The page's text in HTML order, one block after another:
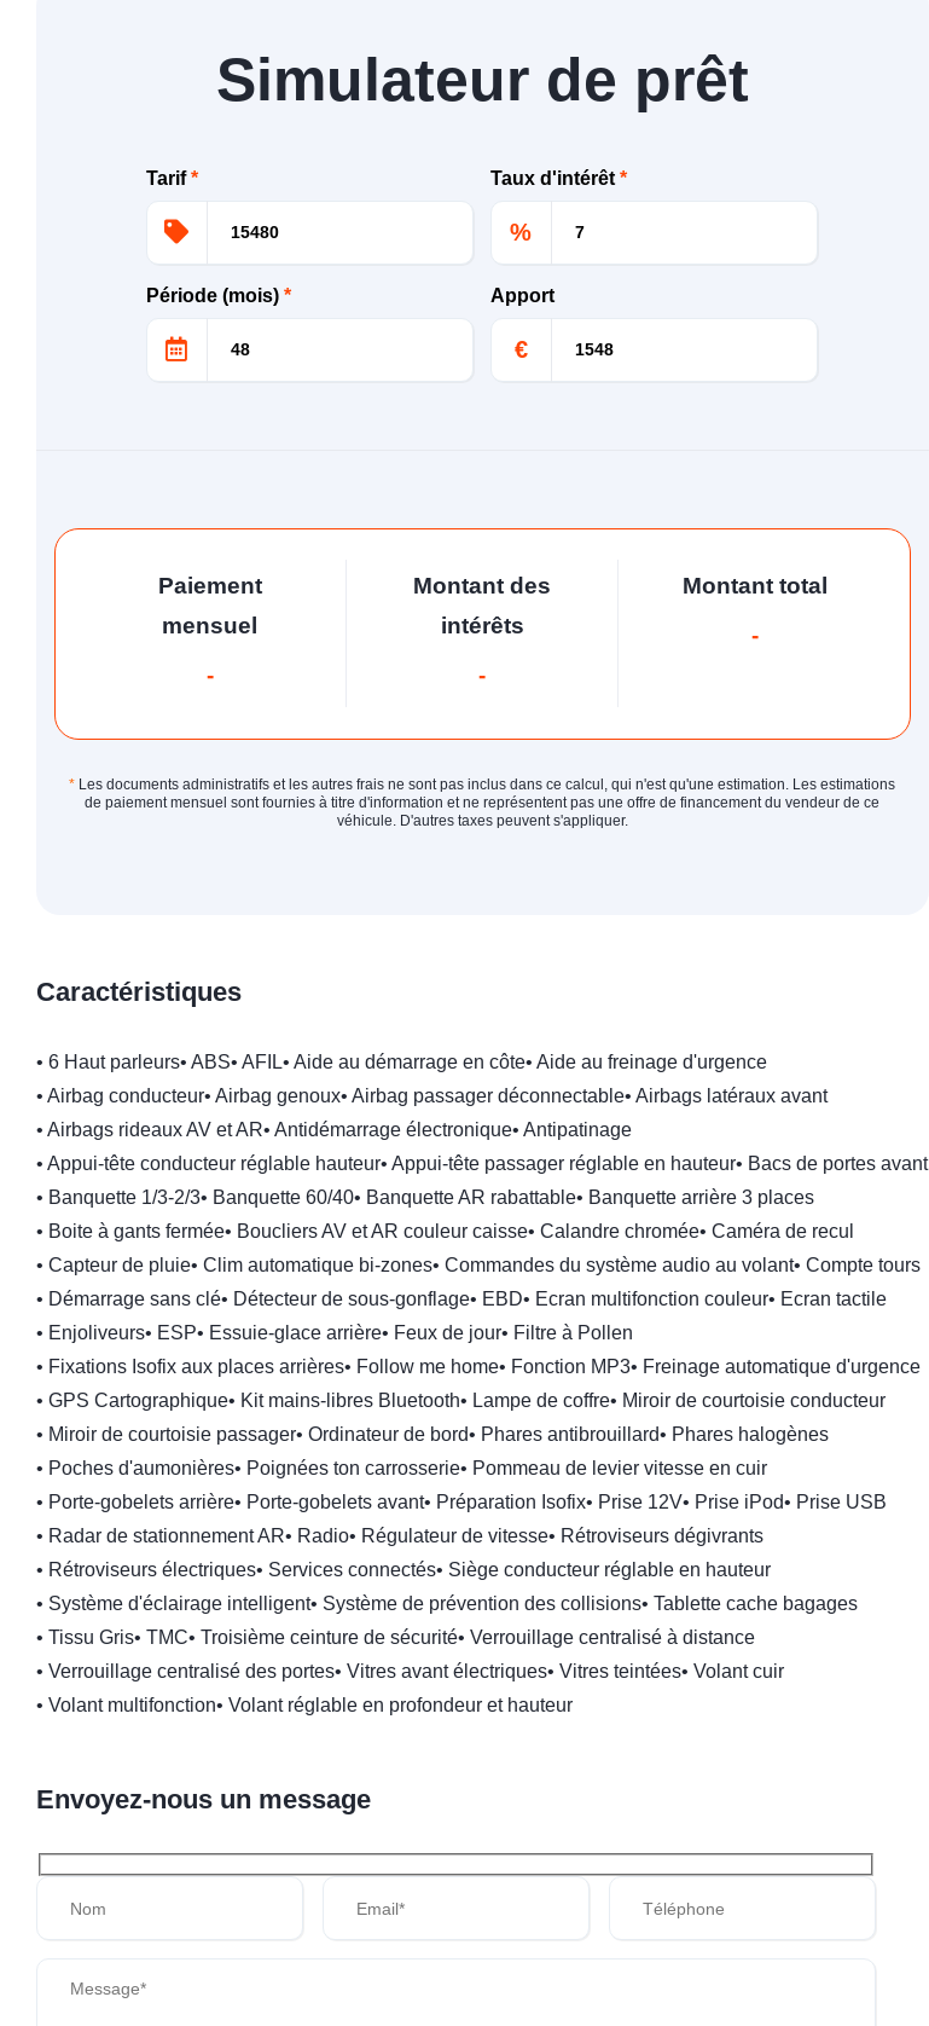
Simulateur de prêt
Tarif* Taux d'intérêt*
%
Période (mois)* Apport
€
Paiement
mensuel
-
Montant des
intérêts
-
Montant total
-
* Les documents administratifs et les autres frais ne sont pas inclus dans ce calcul, qui n'est qu'une estimation. Les estimations
de paiement mensuel sont fournies à titre d'information et ne représentent pas une offre de financement du vendeur de ce
véhicule. D'autres taxes peuvent s'appliquer.
Caractéristiques
• 6 Haut parleurs• ABS• AFIL• Aide au démarrage en côte• Aide au freinage d'urgence
• Airbag conducteur• Airbag genoux• Airbag passager déconnectable• Airbags latéraux avant
• Airbags rideaux AV et AR• Antidémarrage électronique• Antipatinage
• Appui-tête conducteur réglable hauteur• Appui-tête passager réglable en hauteur• Bacs de portes avant
• Banquette 1/3-2/3• Banquette 60/40• Banquette AR rabattable• Banquette arrière 3 places
• Boite à gants fermée• Boucliers AV et AR couleur caisse• Calandre chromée• Caméra de recul
• Capteur de pluie• Clim automatique bi-zones• Commandes du système audio au volant• Compte tours
• Démarrage sans clé• Détecteur de sous-gonflage• EBD• Ecran multifonction couleur• Ecran tactile
• Enjoliveurs• ESP• Essuie-glace arrière• Feux de jour• Filtre à Pollen
• Fixations Isofix aux places arrières• Follow me home• Fonction MP3• Freinage automatique d'urgence
• GPS Cartographique• Kit mains-libres Bluetooth• Lampe de coffre• Miroir de courtoisie conducteur
• Miroir de courtoisie passager• Ordinateur de bord• Phares antibrouillard• Phares halogènes
• Poches d'aumonières• Poignées ton carrosserie• Pommeau de levier vitesse en cuir
• Porte-gobelets arrière• Porte-gobelets avant• Préparation Isofix• Prise 12V• Prise iPod• Prise USB
• Radar de stationnement AR• Radio• Régulateur de vitesse• Rétroviseurs dégivrants
• Rétroviseurs électriques• Services connectés• Siège conducteur réglable en hauteur
• Système d'éclairage intelligent• Système de prévention des collisions• Tablette cache bagages
• Tissu Gris• TMC• Troisième ceinture de sécurité• Verrouillage centralisé à distance
• Verrouillage centralisé des portes• Vitres avant électriques• Vitres teintées• Volant cuir
• Volant multifonction• Volant réglable en profondeur et hauteur
Envoyez-nous un message